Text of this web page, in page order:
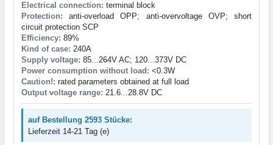
Electrical connection: terminal block
Protection: anti-overload OPP; anti-overvoltage OVP; short
circuit protection SCP
Efficiency: 89%
Kind of case: 240A
Supply voltage: 85...264V AC; 120...373V DC
Power consumption without load: <0.3W
Caution!: rated parameters obtained at full load
Output voltage range: 21.6...28.8V DC
auf Bestellung 2593 Stücke:
Lieferzeit 14-21 Tag (e)